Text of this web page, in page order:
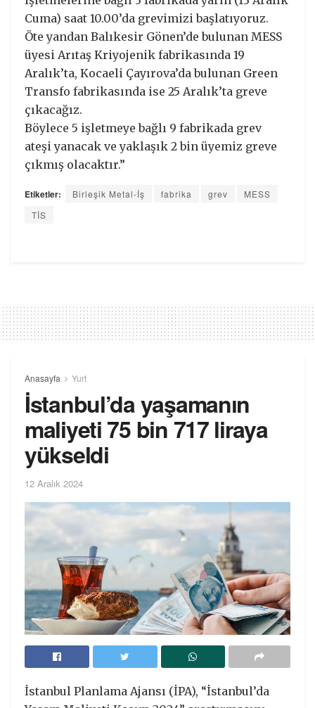
Cuma) saat 10.00’da grevimizi başlatıyoruz.
Öte yandan Balıkesir Gönen’de bulunan MESS
üyesi Arıtaş Kriyojenik fabrikasında 19
Aralık’ta, Kocaeli Çayırova’da bulunan Green
Transfo fabrikasında ise 25 Aralık’ta greve
çıkacağız.
Böylece 5 işletmeye bağlı 9 fabrikada grev
ateşi yanacak ve yaklaşık 2 bin üyemiz greve
çıkmış olacaktır.”
Etiketler: Birleşik Metal-İş fabrika grev
MESS
TİS
Anasayfa Yurt
İstanbul’da yaşamanın
maliyeti 75 bin 717 liraya
yükseldi
12 Aralık 2024
İstanbul Planlama Ajansı (İPA), “İstanbul’da